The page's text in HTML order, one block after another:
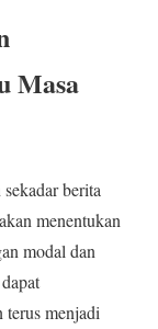
Masa
berita
menentukan
modal dan
menjadi